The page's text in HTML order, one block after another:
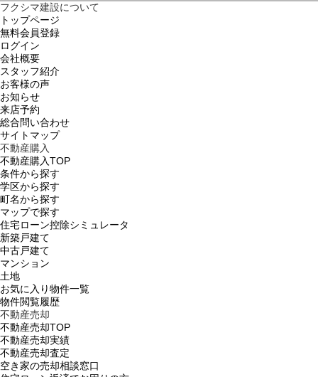
フクシマ建設について
トップページ
無料会員登録
ログイン
会社概要
スタッフ紹介
お客様の声
お知らせ
来店予約
総合問い合わせ
サイトマップ
不動産購入
不動産購入TOP
条件から探す
学区から探す
町名から探す
マップで探す
住宅ローン控除シミュレータ
新築戸建て
中古戸建て
マンション
土地
お気に入り物件一覧
物件閲覧履歴
不動産売却
不動産売却TOP
不動産売却実績
不動産売却査定
空き家の売却相談窓口